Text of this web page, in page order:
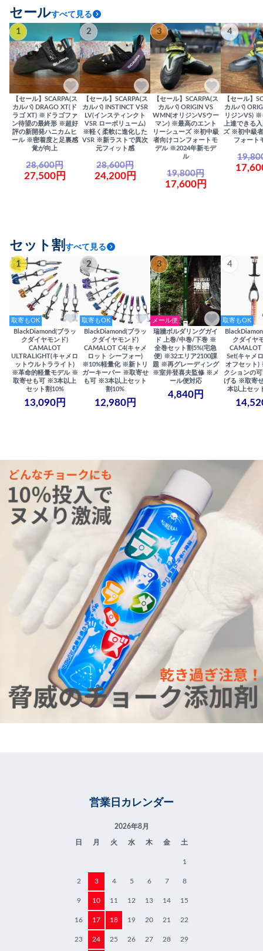
セールすべて見る
1
【セール】SCARPA(ス
カルパ) DRAGO XT(ド
ラゴ XT) ※ドラゴファ
ン待望の最終形 ※超好
評の新開発ハニカムヒ
ール ※密着度と足裏感
覚が向上
28,600円
27,500円
2
【セール】SCARPA(ス
カルパ) INSTINCT VSR
LV(インスティンクト
VSR ローボリューム)
※軽く柔軟に進化した
VSR ※新ラストで異次
元フィット感
28,600円
24,200円
3
【セール】SCARPA(ス
カルパ) ORIGIN VS
WMN(オリジンVSウー
マン) ※最高のエント
リーシューズ ※初中級
者向けコンフォートモ
デル ※2024年新モデ
ル
19,800円
17,600円
4
【セール】
カルパ)
リジンVS) ※
上達できる
ズ ※初中級
フォート
セット割 すべて見る
1
取寄もOK
BlackDiamond(ブラッ
クダイヤモンド)
CAMALOT
ULTRALIGHT(キャメロ
ットウルトラライト)
※革命的軽量モデル ※
取寄せも可 ※3本以上
セット割10%
13,090円
2
取寄もOK
BlackDiamond(ブラッ
クダイヤモンド)
CAMALOT C4(キャメ
ロット シーフォー)
※10%軽量化 ※新トリ
ガーキーパー ※取寄せ
も可 ※3本以上セット
割10%
12,980円
3
メール便
瑞牆ボルダリングガイ
ド 上巻/中巻/下巻 ※
全巻セット割5%(宅急
便) ※32エリア2100課
題 ※再グレーディング
※室井登喜夫監修 ※メ
ール便対応
4,840円
4
取寄もOK
クダイヤ
Set(キャメ
オフセット)
クションの
げる ※取寄
本以上セッ
営業日カレンダー
2026年8月
日 月 火 水 木 金 土
1
2 3 4 5 6 7 8
9 10 11 12 13 14 15
16 17 18 19 20 21 22
23 24 25 26 27 28 29